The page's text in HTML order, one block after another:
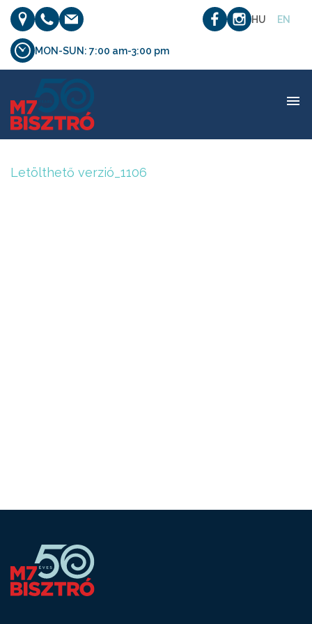
HU EN
MON-SUN: 7:00 am-3:00 pm
Letölthető verzió_1106